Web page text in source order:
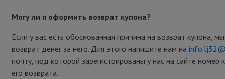
Могу ли я оформить возврат купона?
Если у вас есть обоснованная причина на возврат купона,
возврат денег за него. Для этого напишите нам на
почту, под которой зарегистрированы у нас на сайте номер
его возврата.